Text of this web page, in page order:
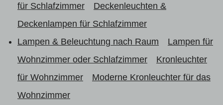
für Schlafzimmer
Deckenleuchten &
Deckenlampen für Schlafzimmer
Lampen & Beleuchtung nach Raum
Lampen für
Wohnzimmer oder Schlafzimmer
Kronleuchter
für Wohnzimmer
Moderne Kronleuchter für das
Wohnzimmer